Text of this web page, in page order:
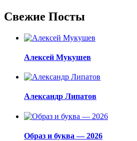
Свежие Посты
Алексей Мукушев
Александр Липатов
Образ и буква — 2026